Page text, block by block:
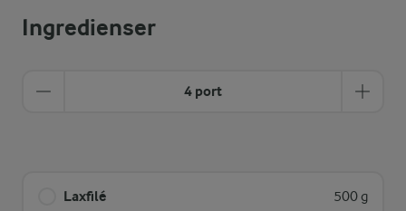
Ingredienser
4 port
Laxfilé 500 g